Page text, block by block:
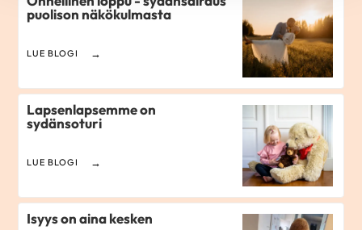
puolison näkökulmasta
LUE BLOGI
Lapsenlapsemme on
sydänsoturi
LUE BLOGI
Isyys on aina kesken